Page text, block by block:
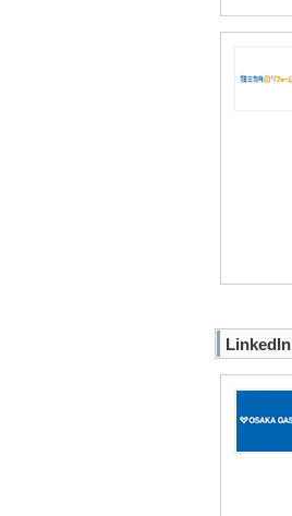
LinkedIn